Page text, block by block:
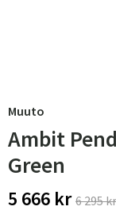
Muuto
Ambit
Green
5 666 kr 6 295 kr